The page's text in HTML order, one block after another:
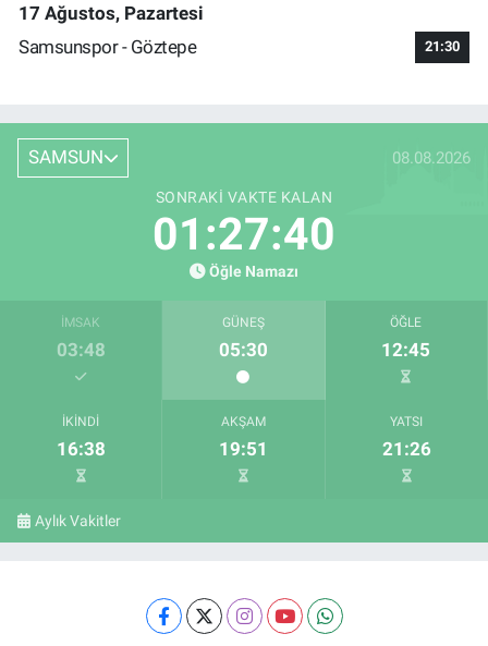
17 Ağustos, Pazartesi
Samsunspor - Göztepe
21:30
SAMSUN 08.08.2026
SONRAKI VAKTE KALAN
01:27:39
Öğle Namazı
İMSAK
03:48
GÜNEŞ
05:30
ÖĞLE
12:45
İKINDI
16:38
AKŞAM
19:51
YATSI
21:26
Aylık Vakitler